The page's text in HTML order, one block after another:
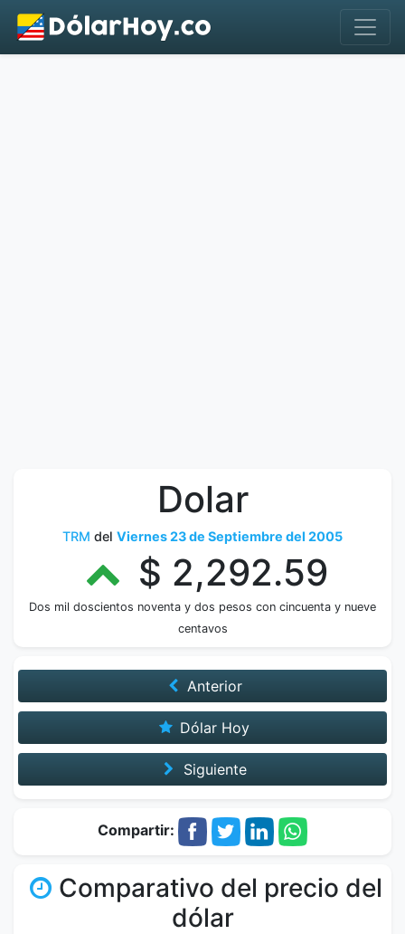
Dolar
TRM del Viernes 23 de Septiembre del 2005
$ 2,292.59
Dos mil doscientos noventa y dos pesos con cincuenta y nueve
centavos
Anterior
Dólar Hoy
Siguiente
Compartir:
Comparativo del precio del
dólar